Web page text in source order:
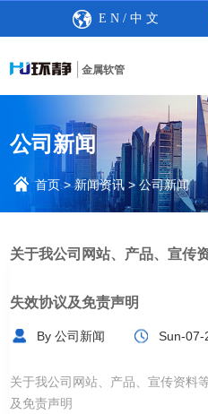
E N/ 中 文
金属软管
公司新闻
首页>新闻资讯 >公司新闻
关于我公司网站、产品、宣传
失效协议及免责声明
By 公司新闻 Sun-07-
关于我公司网站、产品、宣传资料
及免责声明